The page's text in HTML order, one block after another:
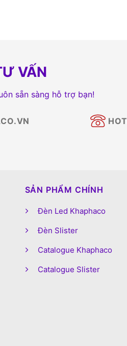
VẤN
sẵn sàng hỗ trợ bạn!
SẢN PHẨM CHÍNH
Đèn Led Khaphaco
Đèn Slister
Catalogue Khaphaco
Catalogue Slister